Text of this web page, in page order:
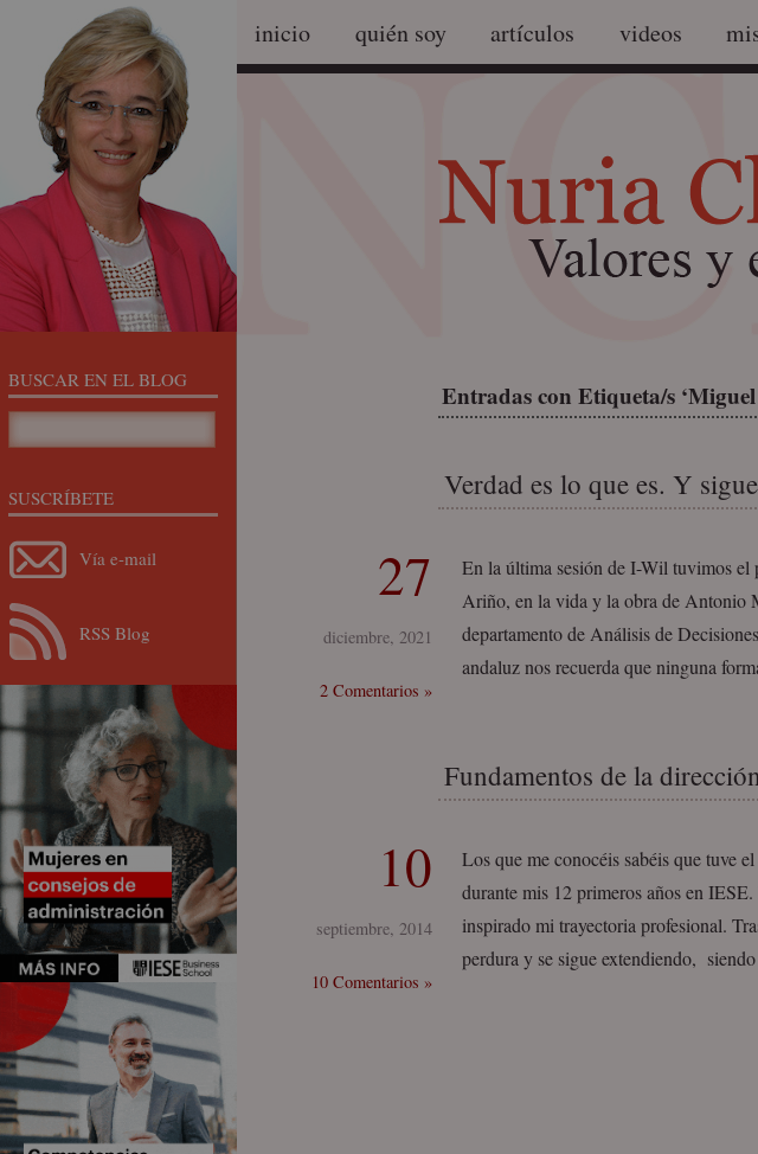
inicio quién soy artículos videos
Entradas con Etiqueta/s
Verdad es lo que es. Y
27
diciembre, 2021
2 Comentarios »
En la última sesión de I-Wil tuvimos el
Ariño, en la vida y la obra de Antonio
departamento de Análisis de
andaluz nos recuerda que ninguna
Fundamentos de la
10
septiembre, 2014
10 Comentarios »
Los que me conocéis sabéis que tuve
durante mis 12 primeros años en
inspirado mi trayectoria profesional.
perdura y se sigue extendiendo,
BUSCAR EN EL BLOG
SUSCRÍBETE
Vía e-mail
RSS Blog